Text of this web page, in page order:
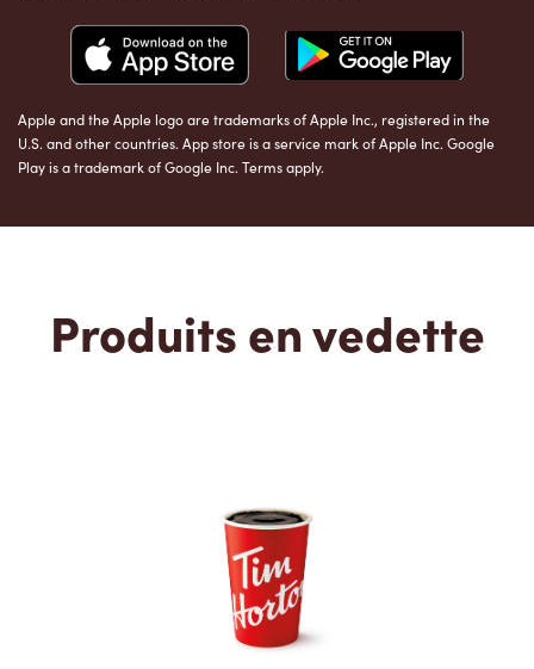
Apple and the Apple logo are trademarks of Apple Inc., registered in the
U.S. and other countries. App store is a service mark of Apple Inc. Google
Play is a trademark of Google Inc. Terms apply.
Produits en vedette